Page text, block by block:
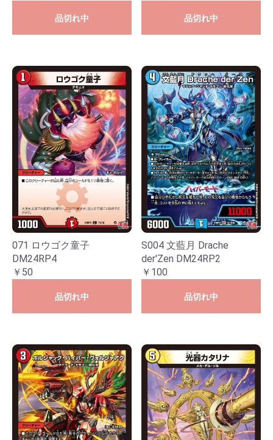
品切れ中 品切れ中
071 ロウゴク童子
DM24RP4
￥50
品切れ中
S004 文藍月 Drache
der'Zen DM24RP2
￥100
品切れ中